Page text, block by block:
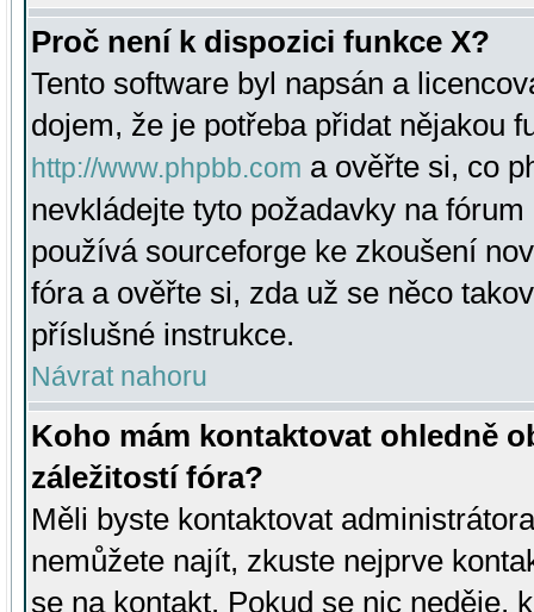
Proč není k dispozici funkce X?
Tento software byl napsán a
dojem, že je potřeba přidat nějakou
http://www.phpbb.com a ověřte si, co
nevkládejte tyto požadavky na
používá sourceforge ke zkoušení
fóra a ověřte si, zda už se něco
příslušné instrukce.
Návrat nahoru
Koho mám kontaktovat ohledně
záležitostí fóra?
Měli byste kontaktovat
nemůžete najít, zkuste nejprve
se na kontakt. Pokud se nic neděje,